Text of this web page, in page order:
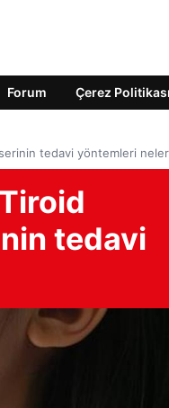
Forum Çerez Politikası
tedavi yöntemleri
tedavi